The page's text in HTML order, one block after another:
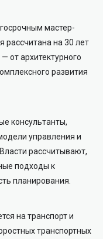
мастер-
рассчитана на 30 лет
от архитектурного
развития
консультанты,
управления и
рассчитывают,
подходы к
планирования.
на транспорт и
транспортных